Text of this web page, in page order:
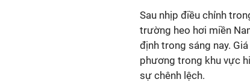
Sau nhịp điều chỉnh
trường heo hơi miền
định trong sáng nay.
phương trong khu vực
sự chênh lệch.